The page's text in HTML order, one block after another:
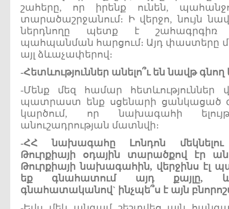
շահերը, որ իրենք ունեն,
տարածաշրջանում։ Ի վերջո, նույն
ներդնողը պետք է շահագրգիռ
պահպանման հարցում։ Այդ փաստերը
այլ ձևաչափերով։
-Հետևություններ անելո՞ւ են նավթ գնող
-Մենք մեզ համար
պատրաստ ենք սցենարի ցանկացած
կարծում, որ նախագահի
անուշադրության մատնվի։
-ՀՀ նախագահը Լոնդոն
մեկնելու
Թուրքիայի
օդային տարածքով էր
Թուրքիայի նախագահին, վերջինս էլ
եք
գնահատում այդ քայլը,
գնահատականով` ինչպե՞ս է այն